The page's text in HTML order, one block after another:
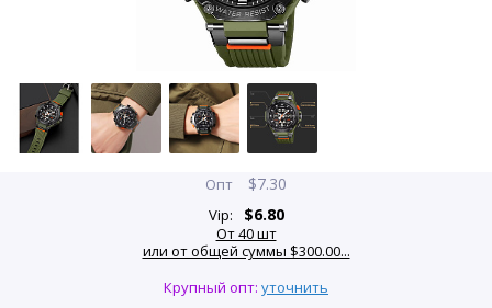
Опт $7.30
Vip: $6.80
От 40 шт
или от общей суммы $300.00...
Крупный опт: уточнить